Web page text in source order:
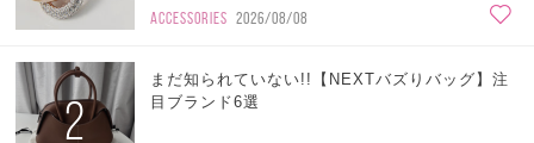
ACCESSORIES 2026/08/08
2
まだ知られていない!!【NEXTバズりバッグ】注
目ブランド6選